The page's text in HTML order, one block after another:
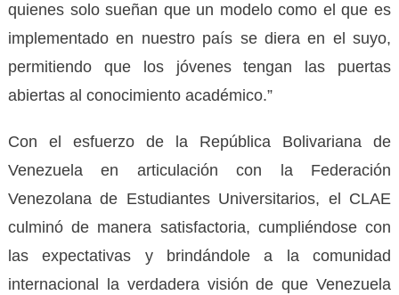
quienes solo sueñan que un modelo como el que es
implementado en nuestro país se diera en el suyo,
permitiendo que los jóvenes tengan las puertas
abiertas al conocimiento académico.”
Con el esfuerzo de la República Bolivariana de
Venezuela en articulación con la Federación
Venezolana de Estudiantes Universitarios, el CLAE
culminó de manera satisfactoria, cumpliéndose con
las expectativas y brindándole a la comunidad
internacional la verdadera visión de que Venezuela